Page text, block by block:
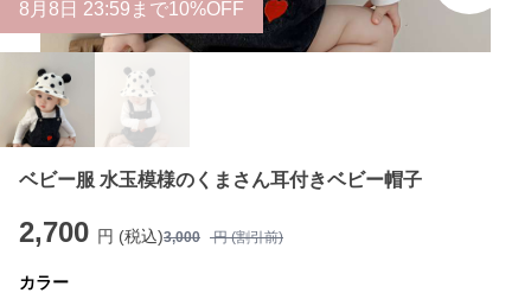
8 月 8 日 23:59まで10%OFF
ベビー服 水玉模様のくまさん耳付きベビー帽子
2,700 円 (税込)3,000 円 (割引前)
カラー